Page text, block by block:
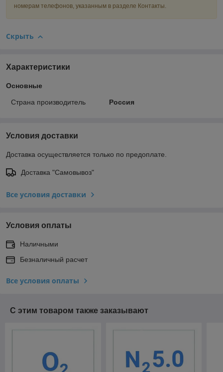
номерам телефонов, указанным в разделе Контакты.
Скрыть
Характеристики
Основные
Страна производитель Россия
Условия доставки
Доставка осуществляется только по предоплате.
Доставка "Самовывоз"
Все условия доставки
Условия оплаты
Наличными
Безналичный расчет
Все условия оплаты
С этим товаром также заказывают